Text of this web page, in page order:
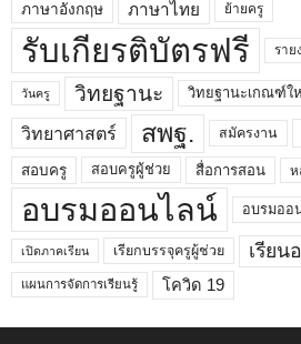
ภาษาอังกฤษ ภาษาไทย ย้ายครู
รับเกียรติบัตรฟรี ราย
วันครู วิทยฐานะ วิทยฐานะเกณฑ์ใ
วิทยาศาสตร์ สพฐ. สมัครงาน
สอบครู สอบครูผู้ช่วย สื่อการสอน ห
อบรมออนไลน์ อบรมออ
เปิดภาคเรียน เรียกบรรจุครูผู้ช่วย เรียน
แผนการจัดการเรียนรู้ โควิด 19